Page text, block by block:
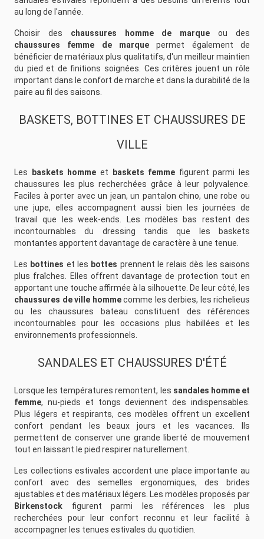
au long de l'année.
Choisir des chaussures homme de marque ou des
chaussures femme de marque permet également de
bénéficier de matériaux plus qualitatifs, d'un meilleur maintien
du pied et de finitions soignées. Ces critères jouent un rôle
important dans le confort de marche et dans la durabilité de la
paire au fil des saisons.
BASKETS, BOTTINES ET CHAUSSURES DE
VILLE
Les baskets homme et baskets femme figurent parmi les
chaussures les plus recherchées grâce à leur polyvalence.
Faciles à porter avec un jean, un pantalon chino, une robe ou
une jupe, elles accompagnent aussi bien les journées de
travail que les week-ends. Les modèles bas restent des
incontournables du dressing tandis que les baskets
montantes apportent davantage de caractère à une tenue.
Les bottines et les bottes prennent le relais dès les saisons
plus fraîches. Elles offrent davantage de protection tout en
apportant une touche affirmée à la silhouette. De leur côté, les
chaussures de ville hommecomme les derbies, les richelieus
ou les chaussures bateau constituent des références
incontournables pour les occasions plus habillées et les
environnements professionnels.
SANDALES ET CHAUSSURES D'ÉTÉ
Lorsque les températures remontent, les sandales homme et
femme, nu-pieds et tongs deviennent des indispensables.
Plus légers et respirants, ces modèles offrent un excellent
confort pendant les beaux jours et les vacances. Ils
permettent de conserver une grande liberté de mouvement
tout en laissant le pied respirer naturellement.
Les collections estivales accordent une place importante au
confort avec des semelles ergonomiques, des brides
ajustables et des matériaux légers. Les modèles proposés par
Birkenstock figurent parmi les références les plus
recherchées pour leur confort reconnu et leur facilité à
accompagner les tenues estivales du quotidien.